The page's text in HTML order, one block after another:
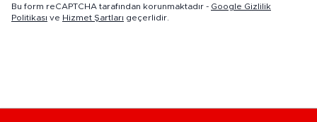
Bu form reCAPTCHA tarafından korunmaktadır - Google Gizlilik
Politikası ve Hizmet Şartları geçerlidir.